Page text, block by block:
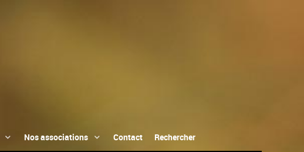
Nos associations Contact Rechercher